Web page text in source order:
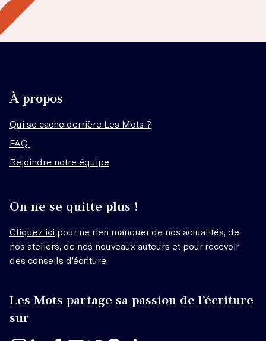
À propos
Qui se cache derrière Les Mots ?
FAQ
Rejoindre notre équipe
On ne se quitte plus !
Cliquez ici pour ne rien manquer de nos actualités, de
nos ateliers, de nos nouveaux auteurs et pour recevoir
des conseils d’écriture.
Les Mots partage sa passion de l’écriture
sur